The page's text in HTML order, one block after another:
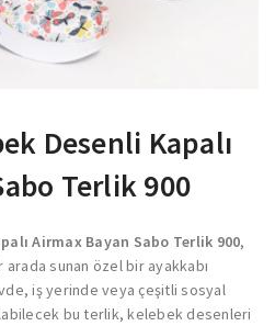
Desenli Kapalı
Terlik 900
Airmax Bayan Sabo Terlik 900,
arada sunan özel bir ayakkabı
iş yerinde veya çeşitli sosyal
bu terlik, kelebek desenleri